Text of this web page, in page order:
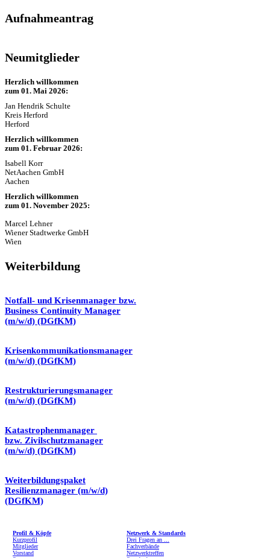
Aufnahmeantrag
Neumitglieder
Herzlich willkommen
zum 01. Mai 2026:
Jan Hendrik Schulte
Kreis Herford
Herford
Herzlich willkommen
zum 01. Februar 2026:
Isabell Korr
NetAachen GmbH
Aachen
Herzlich willkommen
zum 01. November 2025:
Marcel Lehner
Wiener Stadtwerke GmbH
Wien
Weiterbildung
Notfall- und Krisenmanager bzw.
Business Continuity Manager
(m/w/d) (DGfKM)
Krisenkommunikationsmanager
(m/w/d) (DGfKM)
Restrukturierungsmanager
(m/w/d) (DGfKM)
Katastrophenmanager
bzw. Zivilschutzmanager
(m/w/d) (DGfKM)
Weiterbildungspaket
Resilienzmanager (m/w/d)
(DGfKM)
Profil & Köpfe
Kurzprofil
Mitglieder
Vorstand
Netzwerk & Standards
Drei Fragen an ...
Fachverbände
Netzwerktreffen